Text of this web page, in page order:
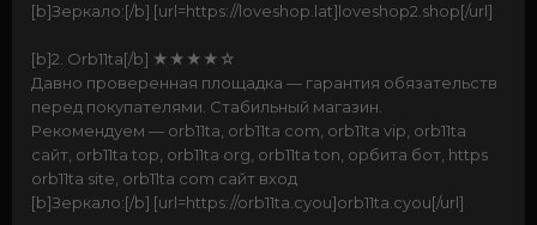
[b]Зеркало:[/b] [url=https://loveshop.lat]loveshop2.shop[/url]
[b]2. Orb11ta[/b] ★★★★☆
Давно проверенная площадка — гарантия обязательств
перед покупателями. Стабильный магазин.
Рекомендуем — orb11ta, orb11ta com, orb11ta vip, orb11ta
сайт, orb11ta top, orb11ta org, orb11ta ton, орбита бот, https
orb11ta site, orb11ta com сайт вход
[b]Зеркало:[/b] [url=https://orb11ta.cyou]orb11ta.cyou[/url]